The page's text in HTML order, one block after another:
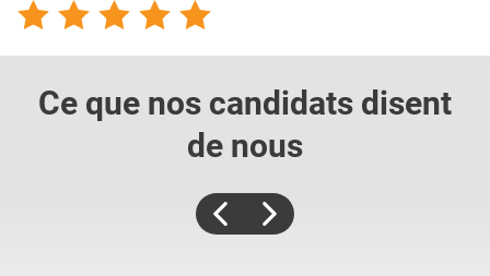
Ce que nos candidats disent
de nous